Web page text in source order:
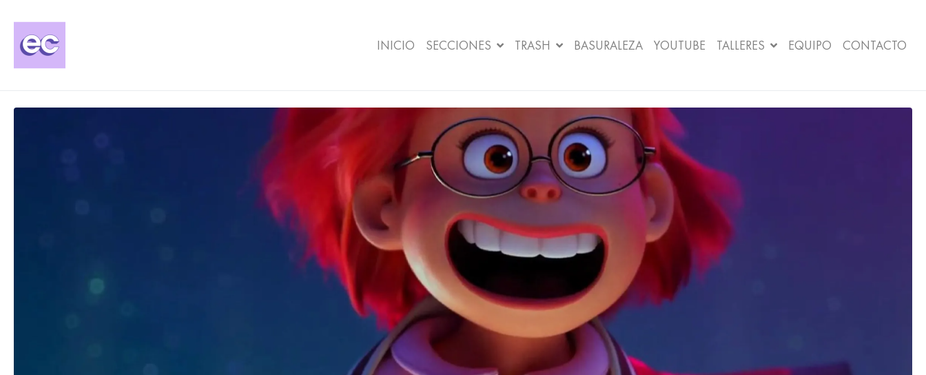
INICIO SECCIONES TRASH BASURALEZA YOUTUBE TALLERES EQUIPO CONTACTO